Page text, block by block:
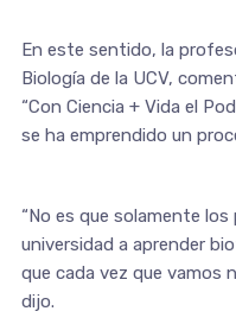
En este sentido, la
Biología de la UCV,
“Con Ciencia + Vida el
se ha emprendido un
“No es que solamente
universidad a aprender
que cada vez que vamos
dijo.